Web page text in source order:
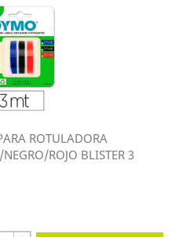
ROTULADORA
ROJO BLISTER 3